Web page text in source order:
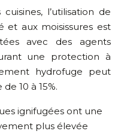
l’utilisation de
et aux moisissures est
avec des agents
une protection à
hydrofuge peut
10 à 15%.
ignifugées ont une
plus élevée